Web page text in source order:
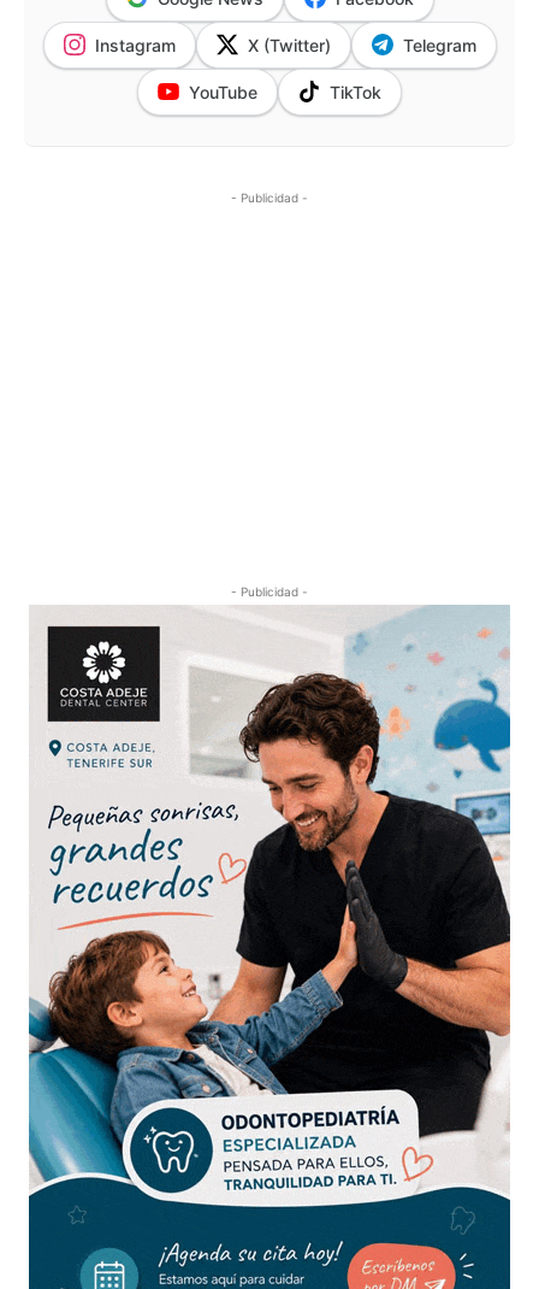
Instagram X (Twitter) Telegram
YouTube TikTok
- Publicidad -
- Publicidad -